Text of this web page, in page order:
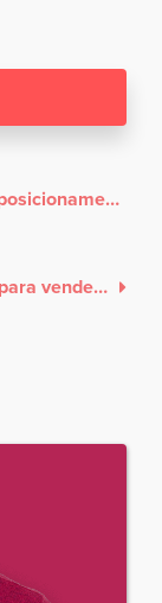
Como o SEO pode impulsionar o seu posicionamento de mercado e atrair mais oportunidades de negócio
Marketing digital para vendas: 6 dicas para vender mais